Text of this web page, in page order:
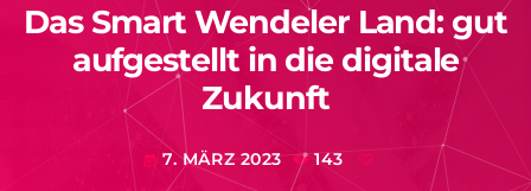
Das Smart Wendeler Land: gut
aufgestellt in die digitale
Zukunft
today 7. MÄRZ 2023 143